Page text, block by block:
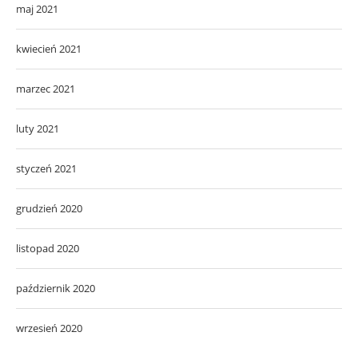
maj 2021
kwiecień 2021
marzec 2021
luty 2021
styczeń 2021
grudzień 2020
listopad 2020
październik 2020
wrzesień 2020